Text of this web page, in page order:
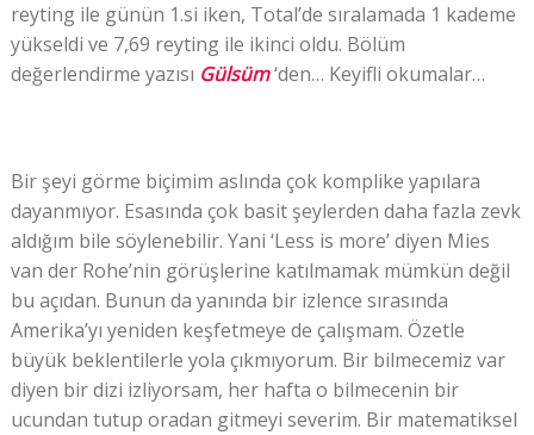
reyting ile günün 1.si iken, Total’de sıralamada 1 kademe
yükseldi ve 7,69 reyting ile ikinci oldu. Bölüm
değerlendirme yazısı Gülsüm‘den… Keyifli okumalar…
Bir şeyi görme biçimim aslında çok komplike yapılara
dayanmıyor. Esasında çok basit şeylerden daha fazla zevk
aldığım bile söylenebilir. Yani ‘Less is more’ diyen Mies
van der Rohe’nin görüşlerine katılmamak mümkün değil
bu açıdan. Bunun da yanında bir izlence sırasında
Amerika’yı yeniden keşfetmeye de çalışmam. Özetle
büyük beklentilerle yola çıkmıyorum. Bir bilmecemiz var
diyen bir dizi izliyorsam, her hafta o bilmecenin bir
ucundan tutup oradan gitmeyi severim. Bir matematiksel